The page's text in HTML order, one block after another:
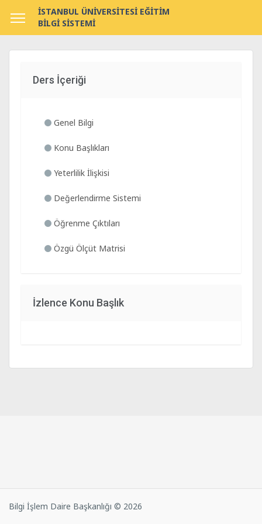
İSTANBUL ÜNİVERSİTESİ EĞİTİM
BİLGİ SİSTEMİ
Ders İçeriği
Genel Bilgi
Konu Başlıkları
Yeterlilik İlişkisi
Değerlendirme Sistemi
Öğrenme Çıktıları
Özgü Ölçüt Matrisi
İzlence Konu Başlık
Bilgi İşlem Daire Başkanlığı © 2026